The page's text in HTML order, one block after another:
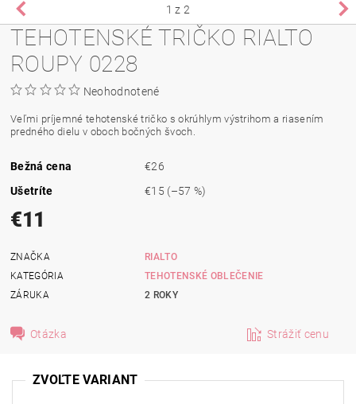
1 z 2
TEHOTENSKÉ TRIČKO RIALTO
ROUPY 0228
Neohodnotené
Veľmi príjemné tehotenské tričko s okrúhlym výstrihom a riasením
predného dielu v oboch bočných švoch.
Bežná cena
€26
Ušetríte
€15 (–57 %)
€11
ZNAČKA
RIALTO
KATEGÓRIA
TEHOTENSKÉ OBLEČENIE
ZÁRUKA
2 ROKY
Otázka Strážiť cenu
ZVOĽTE VARIANT